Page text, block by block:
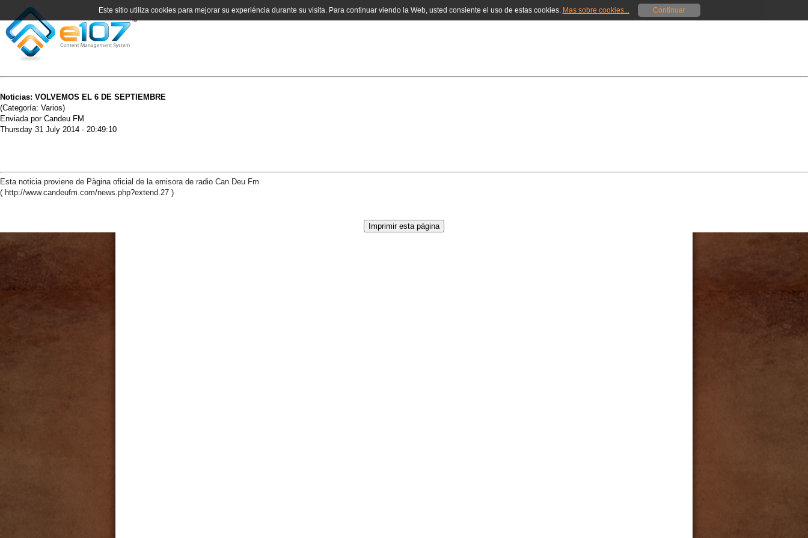
Noticias: VOLVEMOS EL 6 DE SEPTIEMBRE
(Categoría: Varios)
Enviada por Candeu FM
Thursday 31 July 2014 - 20:49:10
Esta noticia proviene de Pàgina oficial de la emisora de radio Can Deu Fm
( http://www.candeufm.com/news.php?extend.27 )
Este sitio utiliza cookies para mejorar su experiéncia durante su visita. Para continuar viendo la Web, usted consiente el uso de estas cookies. Mas sobre cookies... Continuar